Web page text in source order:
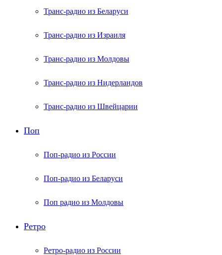
Транс-радио из Беларуси
Транс-радио из Израиля
Транс-радио из Молдовы
Транс-радио из Нидерландов
Транс-радио из Швейцарии
Поп
Поп-радио из России
Поп-радио из Беларуси
Поп радио из Молдовы
Ретро
Ретро-радио из России